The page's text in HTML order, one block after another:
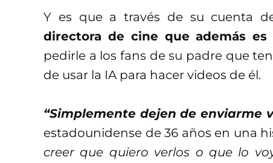
Y es que a través de su cuenta
directora de cine que además
pedirle a los fans de su padre que
de usar la IA para hacer videos de él.
“Simplemente dejen de enviarme
estadounidense de 36 años en una
creer que quiero verlos o que lo